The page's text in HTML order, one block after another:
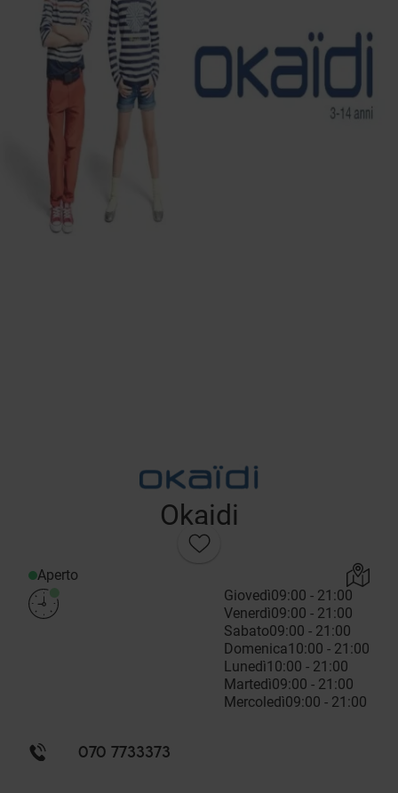
Okaidi
Aperto
Giovedì09:00 - 21:00
Venerdì09:00 - 21:00
Sabato09:00 - 21:00
Domenica10:00 - 21:00
Lunedì10:00 - 21:00
Martedì09:00 - 21:00
Mercoledì09:00 - 21:00
070 7733373